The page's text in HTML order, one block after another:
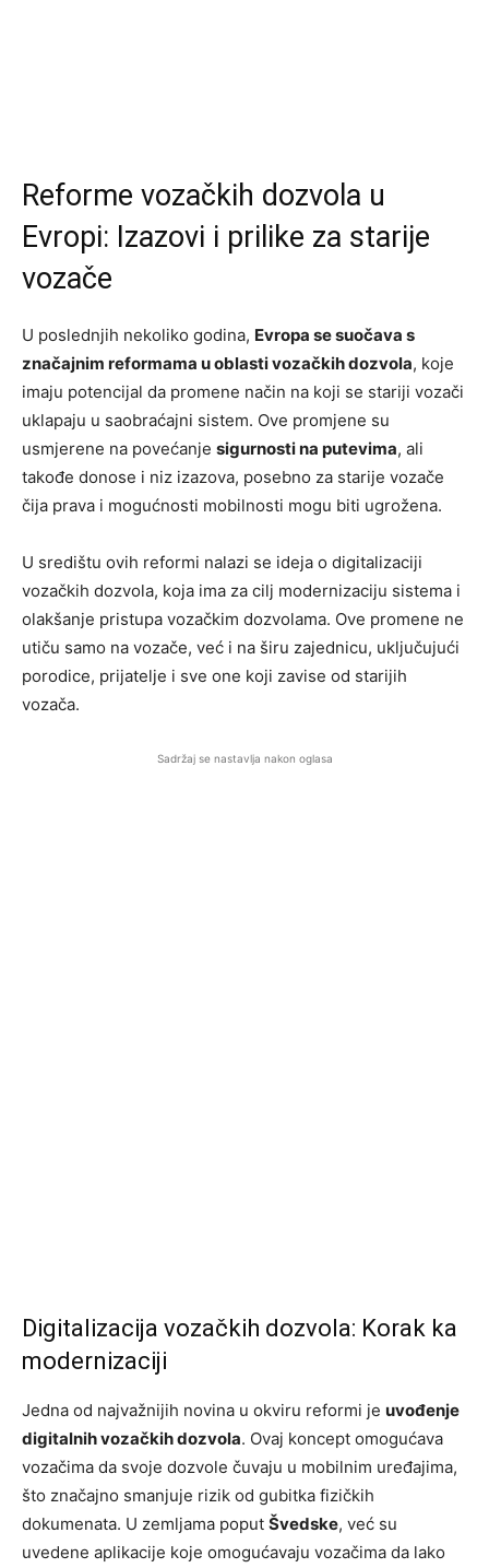
Reforme vozačkih dozvola u
Evropi: Izazovi i prilike za starije
vozače
U poslednjih nekoliko godina, Evropa se suočava s
značajnim reformama u oblasti vozačkih dozvola, koje
imaju potencijal da promene način na koji se stariji vozači
uklapaju u saobraćajni sistem. Ove promjene su
usmjerene na povećanje sigurnosti na putevima, ali
takođe donose i niz izazova, posebno za starije vozače
čija prava i mogućnosti mobilnosti mogu biti ugrožena.
U središtu ovih reformi nalazi se ideja o digitalizaciji
vozačkih dozvola, koja ima za cilj modernizaciju sistema i
olakšanje pristupa vozačkim dozvolama. Ove promene ne
utiču samo na vozače, već i na širu zajednicu, uključujući
porodice, prijatelje i sve one koji zavise od starijih
vozača.
Sadržaj se nastavlja nakon oglasa
Digitalizacija vozačkih dozvola: Korak ka
modernizaciji
Jedna od najvažnijih novina u okviru reformi je uvođenje
digitalnih vozačkih dozvola. Ovaj koncept omogućava
vozačima da svoje dozvole čuvaju u mobilnim uređajima,
što značajno smanjuje rizik od gubitka fizičkih
dokumenata. U zemljama poput Švedske, već su
uvedene aplikacije koje omogućavaju vozačima da lako